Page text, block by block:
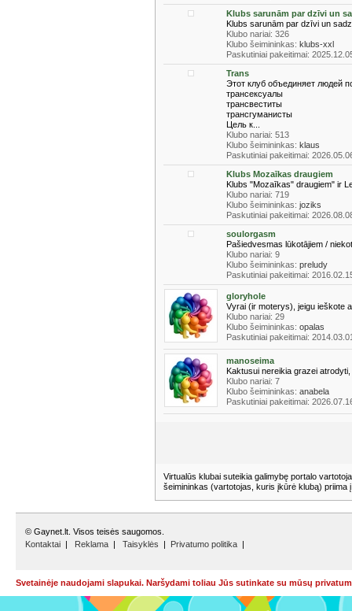
Klubs sarunām par dzīvi un
Klubs sarunām par dzīvi un
Klubo nariai: 326
Klubo šeimininkas: klubs-xxl
Paskutiniai pakeitimai:
Trans
Этот клуб объединяет людей
трансексуалы
трансвеститы
трансгуманисты
Цель к...
Klubo nariai: 513
Klubo šeimininkas: klaus
Paskutiniai pakeitimai:
Klubs Mozaīkas draugiem
Klubs "Mozaīkas" draugiem" ir
Klubo nariai: 719
Klubo šeimininkas: joziks
Paskutiniai pakeitimai:
soulorgasm
Pašiedvesmas lūkotājiem /
Klubo nariai: 9
Klubo šeimininkas: preludy
Paskutiniai pakeitimai:
gloryhole
Vyrai (ir moterys), jeigu ieškote
Klubo nariai: 29
Klubo šeimininkas: opalas
Paskutiniai pakeitimai:
manoseima
Kaktusui nereikia grazei
Klubo nariai: 7
Klubo šeimininkas: anabela
Paskutiniai pakeitimai:
Virtualūs klubai suteikia galimybę portalo
šeimininkas (vartotojas, kuris įkūrė klubą) priima
© Gaynet.lt. Visos teisės saugomos.
Kontaktai | Reklama | Taisyklės | Privatumo politika |
Svetainėje naudojami slapukai. Naršydami toliau Jūs sutinkate su mūsų